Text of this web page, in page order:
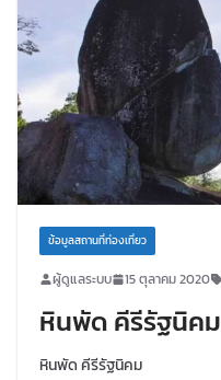
ข้อมูลสถานที่ท่องเที่ยว
ผู้ดูแลระบบ 15 ตุลาคม 2020
หินพัด คีรีรัฐนิคม
หินพัด คีรีรัฐนิคม